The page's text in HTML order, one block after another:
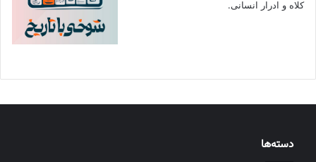
کلاه و ادرار انسانی.
دسته‌ها